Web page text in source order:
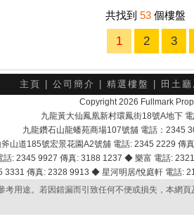
共找到 53 個樓盤
1 2 3
主頁 公司簡介 精選樓盤 田土
Copyright 2026 Fullmark
九龍黃大仙鳳凰新村環鳳街18號A地下
九龍鑽石山龍蟠苑商場107號舖 電話：2345
斧山道185號宏景花園A2號舖 電話: 2345 2229
話: 2345 9927 傳真: 3188 1237 ◆ 樂富 電話:
3331 傳真: 2328 9913 ◆ 星河明居/悅庭軒 電話
考用途。若因錯漏而引致任何不便或損失，本網